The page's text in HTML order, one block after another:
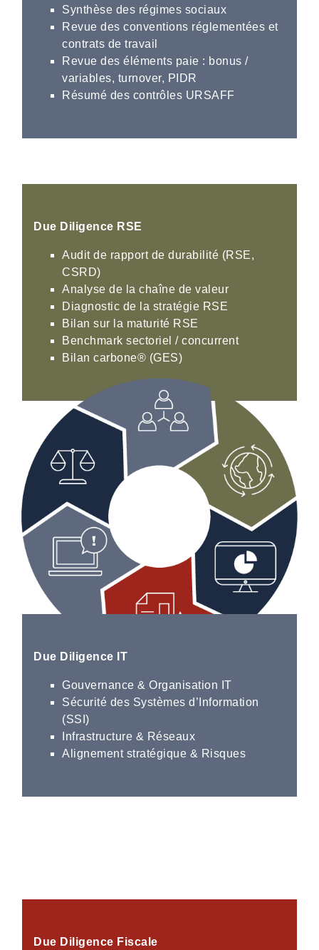
Synthèse des régimes sociaux
Revue des conventions réglementées et
contrats de travail
Revue des éléments paie : bonus /
variables, turnover, PIDR
Résumé des contrôles URSAFF
Due Diligence RSE
Audit de rapport de durabilité (RSE,
CSRD)
Analyse de la chaîne de valeur
Diagnostic de la stratégie RSE
Bilan sur la maturité RSE
Benchmark sectoriel / concurrent
Bilan carbone® (GES)
Due Diligence IT
Gouvernance & Organisation IT
Sécurité des Systèmes d’Information
(SSI)
Infrastructure & Réseaux
Alignement stratégique & Risques
Due Diligence Fiscale